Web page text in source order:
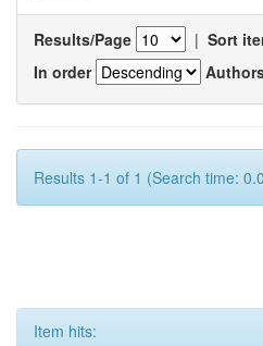
Results/Page | Sort
In order
Results 1-1 of 1 (Search time:
Item hits: